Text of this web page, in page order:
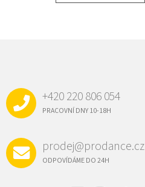
+420 220 806 054
PRACOVNÍ DNY 10-18H
prodej@prodance.cz
ODPOVÍDÁME DO 24H